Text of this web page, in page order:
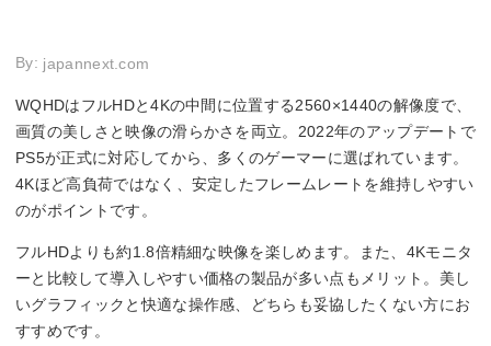
By: japannext.com
WQHDはフルHDと4Kの中間に位置する2560×1440の解像度で、
画質の美しさと映像の滑らかさを両立。2022年のアップデートで
PS5が正式に対応してから、多くのゲーマーに選ばれています。
4Kほど高負荷ではなく、安定したフレームレートを維持しやすい
のがポイントです。
フルHDよりも約1.8倍精細な映像を楽しめます。また、4Kモニタ
ーと比較して導入しやすい価格の製品が多い点もメリット。美し
いグラフィックと快適な操作感、どちらも妥協したくない方にお
すすめです。